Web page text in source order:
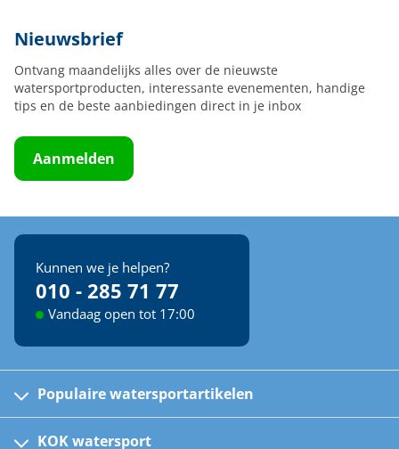
Nieuwsbrief
Ontvang maandelijks alles over de nieuwste
watersportproducten, interessante evenementen, handige
tips en de beste aanbiedingen direct in je inbox
Aanmelden
Kunnen we je helpen?
010 - 285 71 77
Vandaag open tot 17:00
Populaire watersportartikelen
Kinder reddingsvesten
KOK watersport